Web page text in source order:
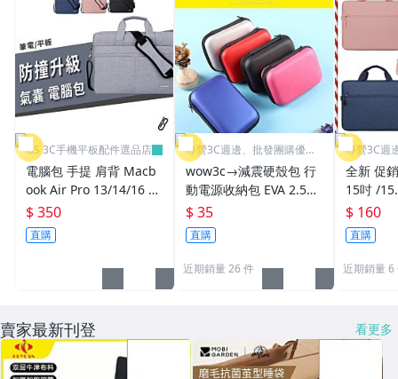
GS 3C手機平板配件選品店
電腦包 手提 肩背 Macb
ook Air Pro 13/14/16 M
1 M2 筆電 收納包 電腦
包 收納袋 Asus
$ 350
直購
專營3C週邊、批發團購優勢
價←
wow3c→減震硬殼包 行
動電源收納包 EVA 2.5吋
硬碟包 行動硬碟 保護套
衛星導航包 相機收納
$ 35
直購
近期銷量 26 件
專營3C週
價←
全新 促
15吋 /
筆記型
肩背/手
單肩 側背
$ 160
直購
近期銷量 6
賣家最新刊登 看更多